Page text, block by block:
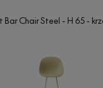
Bar Chair Steel - H 65 -